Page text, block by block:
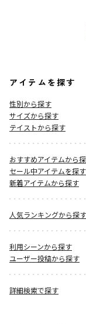
アイテムを探す
性別から探す
サイズから探す
テイストから探す
おすすめアイテムから
セール中アイテムを探す
新着アイテムから探す
人気ランキングから探す
利用シーンから探す
ユーザー投稿から探す
詳細検索で探す